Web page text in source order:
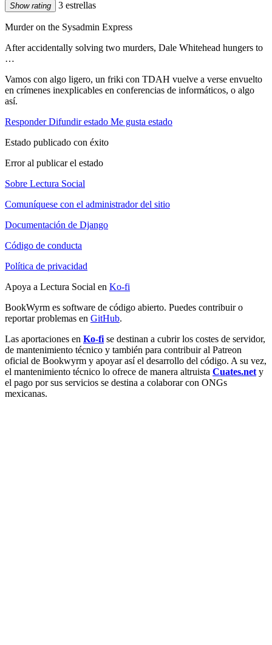
Show rating 3 estrellas
Murder on the Sysadmin Express
After accidentally solving two murders, Dale Whitehead hungers to
…
Vamos con algo ligero, un friki con TDAH vuelve a verse envuelto
en crímenes inexplicables en conferencias de informáticos, o algo
así.
Responder Difundir estado Me gusta estado
Estado publicado con éxito
Error al publicar el estado
Sobre Lectura Social
Comuníquese con el administrador del sitio
Documentación de Django
Código de conducta
Política de privacidad
Apoya a Lectura Social en Ko-fi
BookWyrm es software de código abierto. Puedes contribuir o
reportar problemas en GitHub.
Las aportaciones en Ko-fi se destinan a cubrir los costes de servidor,
de mantenimiento técnico y también para contribuir al Patreon
oficial de Bookwyrm y apoyar así el desarrollo del código. A su vez,
el mantenimiento técnico lo ofrece de manera altruista Cuates.net y
el pago por sus servicios se destina a colaborar con ONGs
mexicanas.